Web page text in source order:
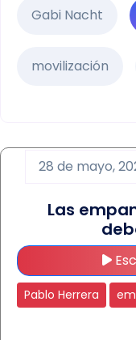
Gabi Nacht
movilización
28 de mayo,
Las
Pablo Herrera